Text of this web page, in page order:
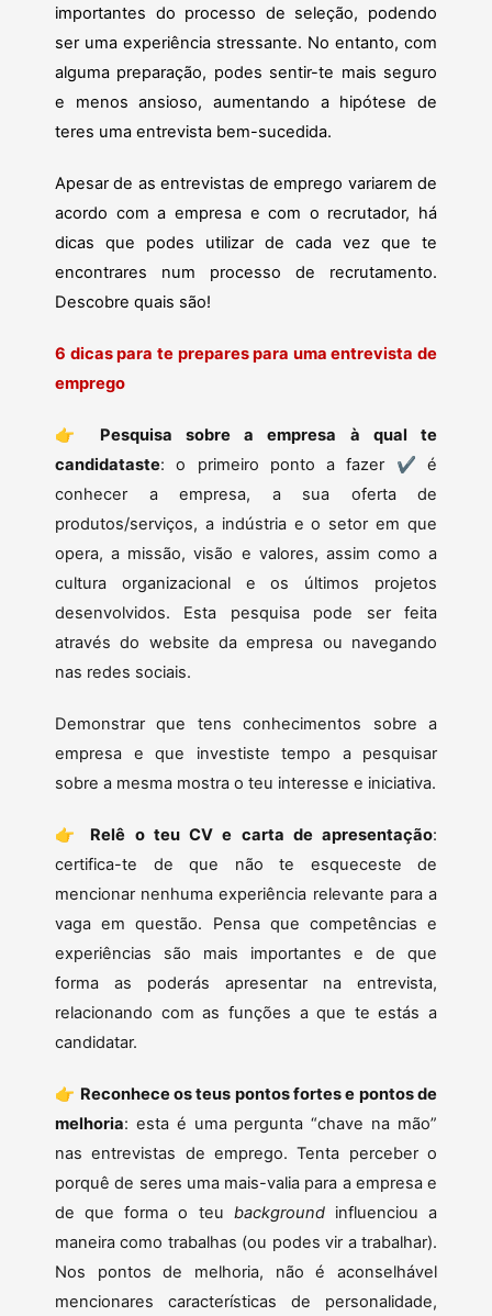
importantes do processo de seleção, podendo
ser uma experiência stressante. No entanto, com
alguma preparação, podes sentir-te mais seguro
e menos ansioso, aumentando a hipótese de
teres uma entrevista bem-sucedida.
Apesar de as entrevistas de emprego variarem de
acordo com a empresa e com o recrutador, há
dicas que podes utilizar de cada vez que te
encontrares num processo de recrutamento.
Descobre quais são!
6 dicas para te prepares para uma entrevista de
emprego
👉 Pesquisa sobre a empresa à qual te
candidataste: o primeiro ponto a fazer ✔ é
conhecer a empresa, a sua oferta de
produtos/serviços, a indústria e o setor em que
opera, a missão, visão e valores, assim como a
cultura organizacional e os últimos projetos
desenvolvidos. Esta pesquisa pode ser feita
através do website da empresa ou navegando
nas redes sociais.
Demonstrar que tens conhecimentos sobre a
empresa e que investiste tempo a pesquisar
sobre a mesma mostra o teu interesse e iniciativa.
👉 Relê o teu CV e carta de apresentação:
certifica-te de que não te esqueceste de
mencionar nenhuma experiência relevante para a
vaga em questão. Pensa que competências e
experiências são mais importantes e de que
forma as poderás apresentar na entrevista,
relacionando com as funções a que te estás a
candidatar.
👉 Reconhece os teus pontos fortes e pontos de
melhoria: esta é uma pergunta “chave na mão”
nas entrevistas de emprego. Tenta perceber o
porquê de seres uma mais-valia para a empresa e
de que forma o teu background influenciou a
maneira como trabalhas (ou podes vir a trabalhar).
Nos pontos de melhoria, não é aconselhável
mencionares características de personalidade,